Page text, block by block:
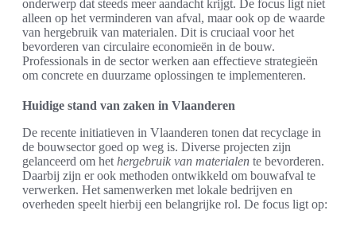
onderwerp dat steeds meer aandacht krijgt. De focus ligt niet
alleen op het verminderen van afval, maar ook op de waarde
van hergebruik van materialen. Dit is cruciaal voor het
bevorderen van circulaire economieën in de bouw.
Professionals in de sector werken aan effectieve strategieën
om concrete en duurzame oplossingen te implementeren.
Huidige stand van zaken in Vlaanderen
De recente initiatieven in Vlaanderen tonen dat recyclage in
de bouwsector goed op weg is. Diverse projecten zijn
gelanceerd om het hergebruik van materialen te bevorderen.
Daarbij zijn er ook methoden ontwikkeld om bouwafval te
verwerken. Het samenwerken met lokale bedrijven en
overheden speelt hierbij een belangrijke rol. De focus ligt op: